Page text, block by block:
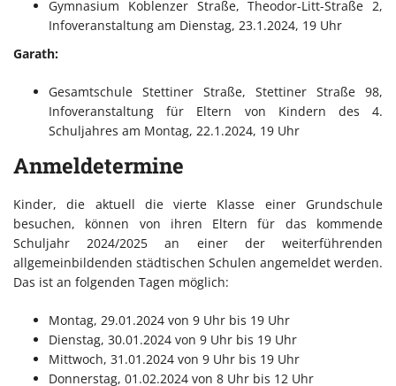
Gymnasium Koblenzer Straße, Theodor-Litt-Straße 2,
Infoveranstaltung am Dienstag, 23.1.2024, 19 Uhr
Garath:
Gesamtschule Stettiner Straße, Stettiner Straße 98,
Infoveranstaltung für Eltern von Kindern des 4.
Schuljahres am Montag, 22.1.2024, 19 Uhr
Anmeldetermine
Kinder, die aktuell die vierte Klasse einer Grundschule
besuchen, können von ihren Eltern für das kommende
Schuljahr 2024/2025 an einer der weiterführenden
allgemeinbildenden städtischen Schulen angemeldet werden.
Das ist an folgenden Tagen möglich:
Montag, 29.01.2024 von 9 Uhr bis 19 Uhr
Dienstag, 30.01.2024 von 9 Uhr bis 19 Uhr
Mittwoch, 31.01.2024 von 9 Uhr bis 19 Uhr
Donnerstag, 01.02.2024 von 8 Uhr bis 12 Uhr